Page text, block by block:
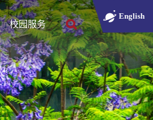
校园服务
English